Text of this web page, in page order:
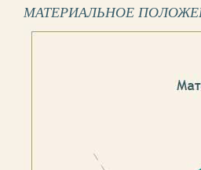
МАТЕРИАЛЬНОЕ